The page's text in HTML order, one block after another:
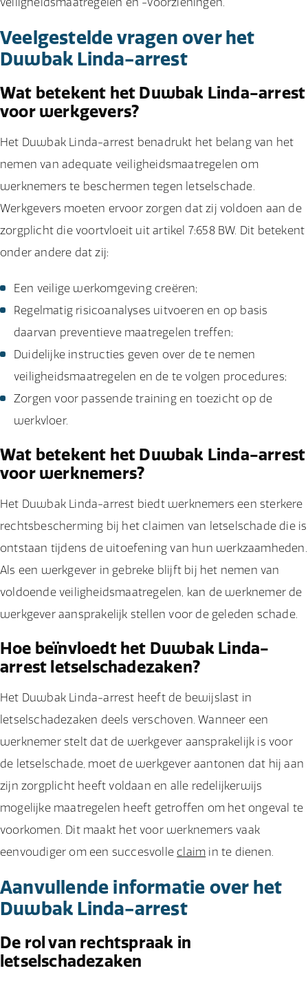
Veelgestelde vragen over het
Duwbak Linda-arrest
Wat betekent het Duwbak Linda-arrest
voor werkgevers?
Het Duwbak Linda-arrest benadrukt het belang van het
nemen van adequate veiligheidsmaatregelen om
werknemers te beschermen tegen letselschade.
Werkgevers moeten ervoor zorgen dat zij voldoen aan de
zorgplicht die voortvloeit uit artikel 7:658 BW. Dit betekent
onder andere dat zij:
Een veilige werkomgeving creëren;
Regelmatig risicoanalyses uitvoeren en op basis
daarvan preventieve maatregelen treffen;
Duidelijke instructies geven over de te nemen
veiligheidsmaatregelen en de te volgen procedures;
Zorgen voor passende training en toezicht op de
werkvloer.
Wat betekent het Duwbak Linda-arrest
voor werknemers?
Het Duwbak Linda-arrest biedt werknemers een sterkere
rechtsbescherming bij het claimen van letselschade die is
ontstaan tijdens de uitoefening van hun werkzaamheden.
Als een werkgever in gebreke blijft bij het nemen van
voldoende veiligheidsmaatregelen, kan de werknemer de
werkgever aansprakelijk stellen voor de geleden schade.
Hoe beïnvloedt het Duwbak Linda-
arrest letselschadezaken?
Het Duwbak Linda-arrest heeft de bewijslast in
letselschadezaken deels verschoven. Wanneer een
werknemer stelt dat de werkgever aansprakelijk is voor
de letselschade, moet de werkgever aantonen dat hij aan
zijn zorgplicht heeft voldaan en alle redelijkerwijs
mogelijke maatregelen heeft getroffen om het ongeval te
voorkomen. Dit maakt het voor werknemers vaak
eenvoudiger om een succesvolle claim in te dienen.
Aanvullende informatie over het
Duwbak Linda-arrest
De rol van rechtspraak in
letselschadezaken